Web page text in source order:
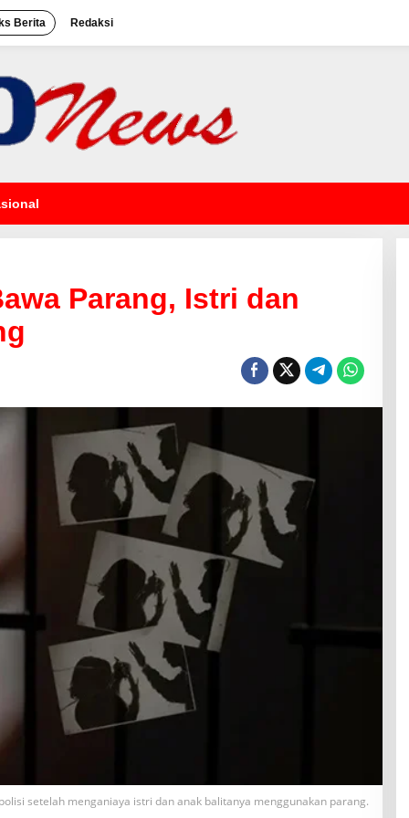
Berita Redaksi
Parang, Istri dan
setelah menganiaya istri dan anak balitanya menggunakan parang.